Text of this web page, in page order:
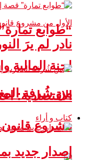
لجنة المالية
الاقتصادية:
مشروع قانون
“طوابع
نادر لم يرَ
من شُرفة
كتاب و أراء
إصدار جديد